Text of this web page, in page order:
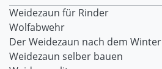
Weidezaun für Rinder
Wolfabwehr
Der Weidezaun nach dem Winter
Weidezaun selber bauen